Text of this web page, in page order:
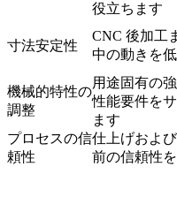
役立ちます
寸法安定性
CNC 後加工
中の動きを
機械的特性の
調整
用途固有の
性能要件を
ます
プロセスの信
頼性
仕上げおよ
前の信頼性